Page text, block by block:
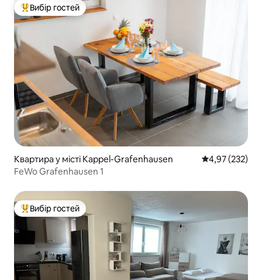
Топ вибір гостей
Вибір гостей
Квартира у місті Kappel-Grafenhausen Середня
4,97 (232)
FeWo Grafenhausen 1
Топ вибір гостей
Вибір гостей